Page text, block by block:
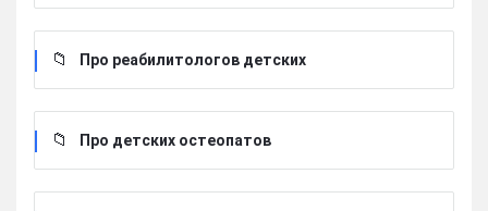
Про реабилитологов детских
Про детских остеопатов